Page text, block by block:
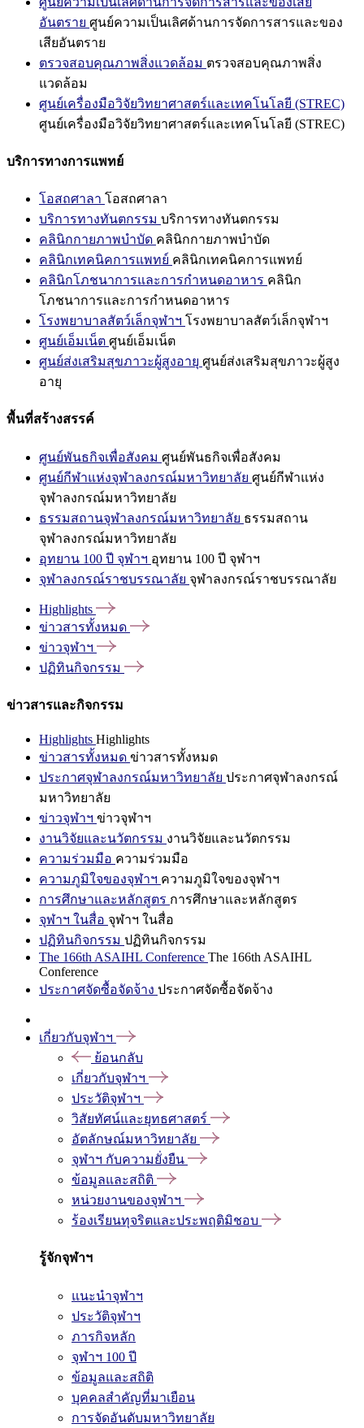
อันตราย ศูนย์ความเป็นเลิศด้านการจัดการสารและของ
เสียอันตราย
ตรวจสอบคุณภาพสิ่งแวดล้อม ตรวจสอบคุณภาพสิ่ง
แวดล้อม
ศูนย์เครื่องมือวิจัยวิทยาศาสตร์และเทคโนโลยี (STREC)
ศูนย์เครื่องมือวิจัยวิทยาศาสตร์และเทคโนโลยี (STREC)
บริการทางการแพทย์
โอสถศาลา โอสถศาลา
บริการทางทันตกรรม บริการทางทันตกรรม
คลินิกกายภาพบำบัด คลินิกกายภาพบำบัด
คลินิกเทคนิคการแพทย์ คลินิกเทคนิคการแพทย์
คลินิกโภชนาการและการกำหนดอาหาร คลินิก
โภชนาการและการกำหนดอาหาร
โรงพยาบาลสัตว์เล็กจุฬาฯ โรงพยาบาลสัตว์เล็กจุฬาฯ
ศูนย์เอ็มเน็ต ศูนย์เอ็มเน็ต
ศูนย์ส่งเสริมสุขภาวะผู้สูงอายุ ศูนย์ส่งเสริมสุขภาวะผู้สูง
อายุ
พื้นที่สร้างสรรค์
ศูนย์พันธกิจเพื่อสังคม ศูนย์พันธกิจเพื่อสังคม
ศูนย์กีฬาแห่งจุฬาลงกรณ์มหาวิทยาลัย ศูนย์กีฬาแห่ง
จุฬาลงกรณ์มหาวิทยาลัย
ธรรมสถานจุฬาลงกรณ์มหาวิทยาลัย ธรรมสถาน
จุฬาลงกรณ์มหาวิทยาลัย
อุทยาน 100 ปี จุฬาฯ อุทยาน 100 ปี จุฬาฯ
จุฬาลงกรณ์ราชบรรณาลัย จุฬาลงกรณ์ราชบรรณาลัย
Highlights
ข่าวสารทั้งหมด
ข่าวจุฬาฯ
ปฏิทินกิจกรรม
ข่าวสารและกิจกรรม
Highlights Highlights
ข่าวสารทั้งหมด ข่าวสารทั้งหมด
ประกาศจุฬาลงกรณ์มหาวิทยาลัย ประกาศจุฬาลงกรณ์
มหาวิทยาลัย
ข่าวจุฬาฯ ข่าวจุฬาฯ
งานวิจัยและนวัตกรรม งานวิจัยและนวัตกรรม
ความร่วมมือ ความร่วมมือ
ความภูมิใจของจุฬาฯ ความภูมิใจของจุฬาฯ
การศึกษาและหลักสูตร การศึกษาและหลักสูตร
จุฬาฯ ในสื่อ จุฬาฯ ในสื่อ
ปฏิทินกิจกรรม ปฏิทินกิจกรรม
The 166th ASAIHL Conference The 166th ASAIHL
Conference
ประกาศจัดซื้อจัดจ้าง ประกาศจัดซื้อจัดจ้าง
เกี่ยวกับจุฬาฯ
ย้อนกลับ
เกี่ยวกับจุฬาฯ
ประวัติจุฬาฯ
วิสัยทัศน์และยุทธศาสตร์
อัตลักษณ์มหาวิทยาลัย
จุฬาฯ กับความยั่งยืน
ข้อมูลและสถิติ
หน่วยงานของจุฬาฯ
ร้องเรียนทุจริตและประพฤติมิชอบ
รู้จักจุฬาฯ
แนะนำจุฬาฯ
ประวัติจุฬาฯ
ภารกิจหลัก
จุฬาฯ 100 ปี
ข้อมูลและสถิติ
บุคคลสำคัญที่มาเยือน
การจัดอันดับมหาวิทยาลัย